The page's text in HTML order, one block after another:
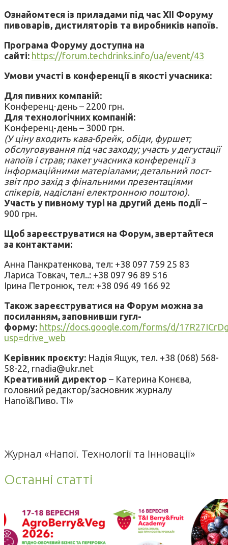
Ознайомтеся із приладами під час XII Форуму
пивоварів, дистиляторів та виробників напоїв.
Програма Форуму доступна на
сайті: https://forum.techdrinks.info/ua/event/43
Умови участі в конференції в якості учасника:
Для пивних компаній:
Конференц-день – 2200 грн.
Для технологічних компаній:
Конференц-день – 3000 грн.
(У ціну входить кава-брейк, обіди, фуршет;
обслуговування під час заходу; участь у дегустації
напоїв і страв; пакет учасника конференції з
інформаційними матеріалами; детальний пост-
звіт про захід з фінальними презентаціями
спікерів, надіслані електронною поштою).
Участь у пивному турі на другий день події–
900 грн.
Щоб зареєструватися на Форум, звертайтеся
за контактами:
Анна Панкратенкова, тел: +38 097 759 25 83
Лариса Товкач, тел..: +38 097 96 89 516
Ірина Петронюк, тел: +38 096 49 166 92
Також зареєструватися на Форум можна за
посиланням, заповнивши гугл-
форму: https://docs.google.com/forms/d/
usp=drive_web
Керівник проєкту: Надія Ящук, тел. +38 (068) 568-
58-22, rnadia@ukr.net
Креативний директор – Катерина Конєва,
головний редактор/засновник журналу
Напої&Пиво. ТІ»
Журнал «Напої. Технології та Інновації»
Останні статті